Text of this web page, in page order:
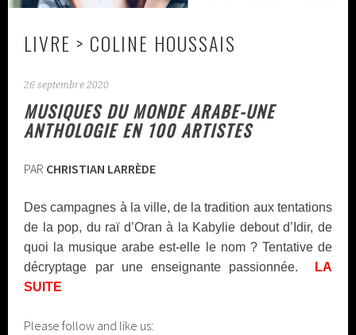
LIVRE > COLINE HOUSSAIS
26 septembre 2020
MUSIQUES DU MONDE ARABE-UNE
ANTHOLOGIE EN 100 ARTISTES
PAR CHRISTIAN LARRÈDE
Des campagnes à la ville, de la tradition aux tentations
de la pop, du raï d’Oran à la Kabylie debout d’Idir, de
quoi la musique arabe est-elle le nom ? Tentative de
décryptage par une enseignante passionnée.
LA
SUITE
Please follow and like us: